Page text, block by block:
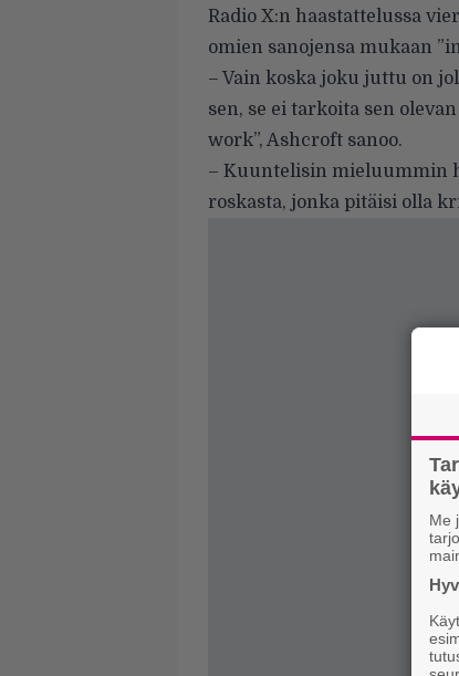
Radio X:n haastattelussa
omien sanojensa mukaan
– Vain koska joku juttu on
sen, se ei tarkoita sen
work”, Ashcroft sanoo.
– Kuuntelisin mieluummin
roskasta, jonka pitäisi olla
Me